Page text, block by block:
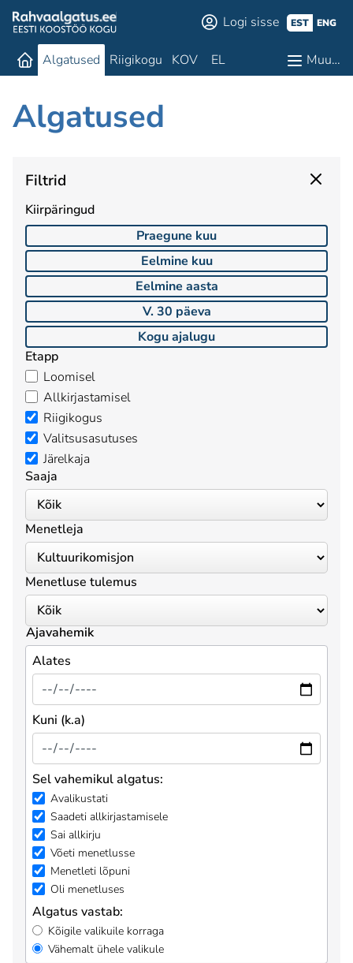
Logi sisse EST ENG
Algatused Riigikogu KOV EL Muu…
Algatused
Filtrid
Kiirpäringud
Praegune kuu
Eelmine kuu
Eelmine aasta
V. 30 päeva
Kogu ajalugu
Etapp
Loomisel
Allkirjastamisel
Riigikogus
Valitsusasutuses
Järelkaja
Saaja
Menetleja
Menetluse tulemus
Ajavahemik
Alates
Kuni (k.a)
Sel vahemikul algatus:
Avalikustati
Saadeti allkirjastamisele
Sai allkirju
Võeti menetlusse
Menetleti lõpuni
Oli menetluses
Algatus vastab:
Kõigile valikuile korraga
Vähemalt ühele valikule